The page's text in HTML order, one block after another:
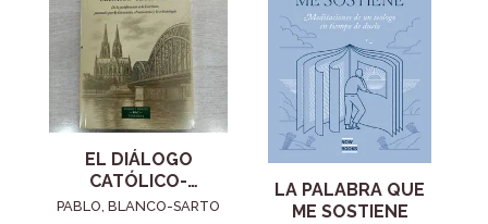
EL DIÁLOGO
CATÓLICO-
LUTERANO
PABLO, BLANCO-SARTO
LA PALABRA QUE
ME SOSTIENE